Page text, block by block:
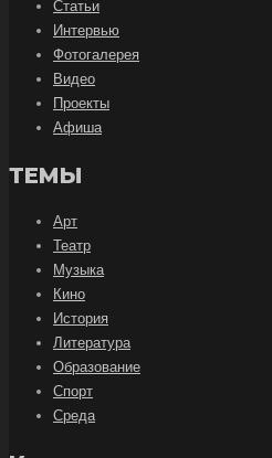
Статьи
Интервью
Фотогалерея
Видео
Проекты
Афиша
ТЕМЫ
Арт
Театр
Музыка
Кино
История
Литература
Образование
Спорт
Среда